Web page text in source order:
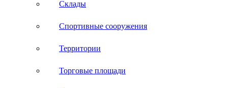
Склады
Спортивные сооружения
Территории
Торговые площади